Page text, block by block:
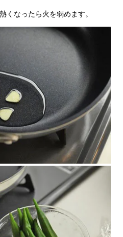
くなったら火を弱めます。